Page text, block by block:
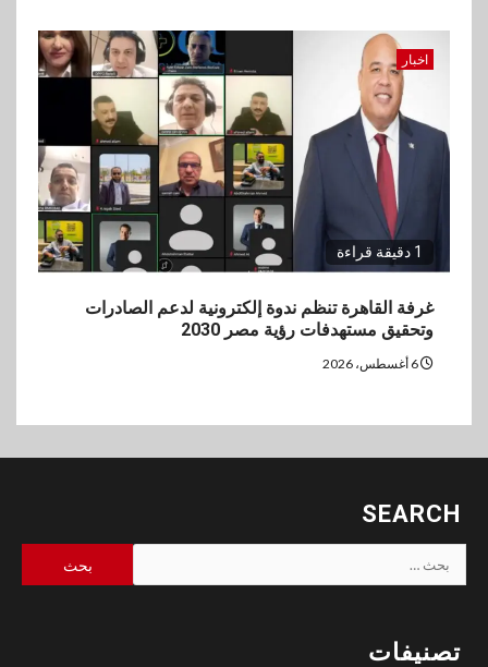
اخبار
1 دقيقة قراءة
غرفة القاهرة تنظم ندوة إلكترونية لدعم الصادرات
وتحقيق مستهدفات رؤية مصر 2030
SEARCH
البحث
عن:
تصنيفات